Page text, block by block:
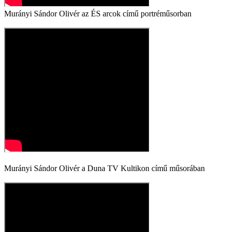
Murányi Sándor Olivér az ÉS arcok című portréműsorban
Murányi Sándor Olivér a Duna TV Kultikon című műsorában